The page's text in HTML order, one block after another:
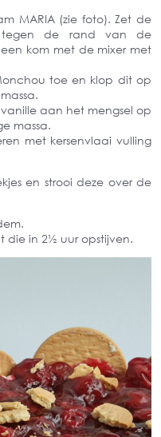
MARIA (zie foto). Zet de
tegen de rand van de
kom met de mixer met
toe en klop dit op
aan het mengsel op
massa.
met kersenvlaai vulling
en strooi deze over de
die in 2½ uur opstijven.